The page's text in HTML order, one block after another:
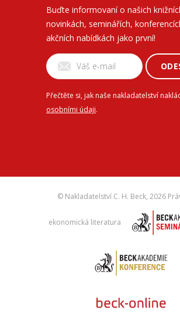
Buďte informovaní o našich
novinkách, seminářích,
akčních nabídkách jako první!
Přečtěte si, jak naše nakladatelství
osobními údaji.
© Nakladatelství C. H. Beck, 2026
ekonomická literatura